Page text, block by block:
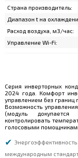
Страна производитель:
Диапазон t на
Расход воздуха, м3/час:
Управление Wi-Fi:
Серия инверторных
2024 года. Комфорт
управлением без границ
Возможность
(модуль
контролировать
голосовыми
международным